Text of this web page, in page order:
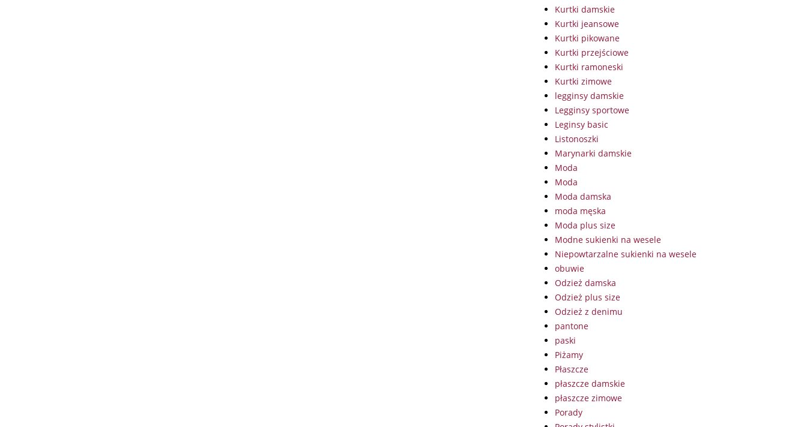
Kurtki damskie
Kurtki jeansowe
Kurtki pikowane
Kurtki przejściowe
Kurtki ramoneski
Kurtki zimowe
legginsy damskie
Legginsy sportowe
Leginsy basic
Listonoszki
Marynarki damskie
Moda
Moda
Moda damska
moda męska
Moda plus size
Modne sukienki na wesele
Niepowtarzalne sukienki na wesele
obuwie
Odzież damska
Odzież plus size
Odzież z denimu
pantone
paski
Piżamy
Płaszcze
płaszcze damskie
płaszcze zimowe
Porady